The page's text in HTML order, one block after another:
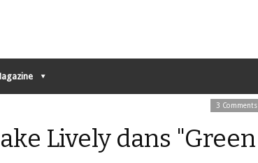
3 Comments
Lively dans "Green